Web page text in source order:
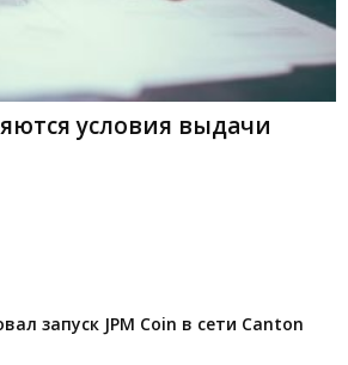
условия выдачи
запуск JPM Coin в сети Canton